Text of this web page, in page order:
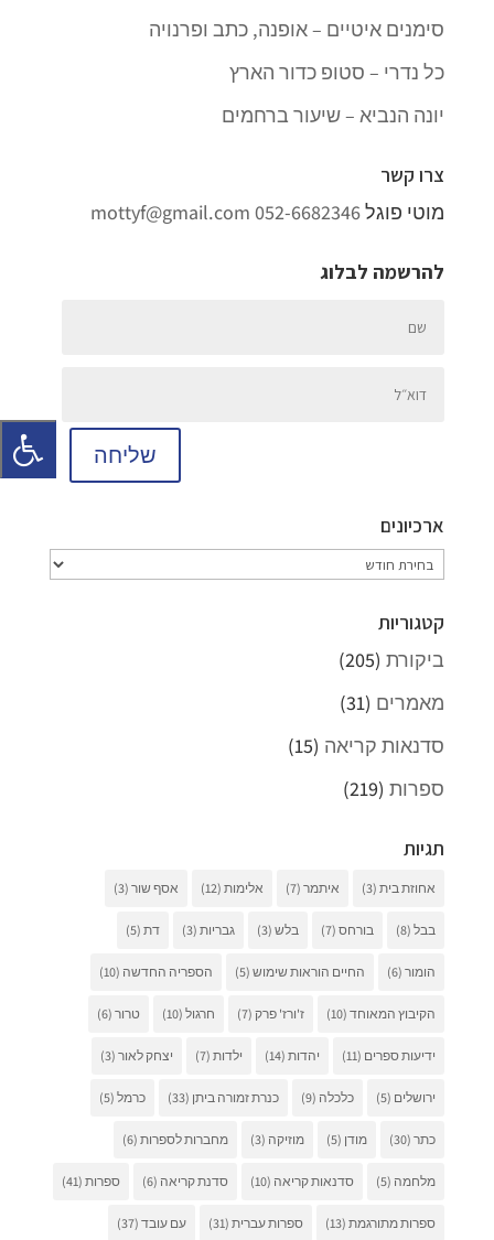
סימנים איטיים – אופנה, כתב ופרנויה
כל נדרי – סטופ כדור הארץ
יונה הנביא – שיעור ברחמים
צרו קשר
מוטי פוגל052-6682346
mottyf@gmail.com
להרשמה לבלוג
שליחה
ארכיונים
ארכיונים
קטגוריות
ביקורת(205)
מאמרים (31)
סדנאות קריאה (15)
ספרות(219)
תגיות
אחוזת בית(3) איתמר(7) אלימות(12) אסף שור(3)
בבל(8) בורחס(7) בלש(3) גבריות(3) דת(5)
הומור(6) החיים הוראות שימוש(5) הספריה החדשה (10)
הקיבוץ המאוחד(10) ז'ורז' פרק(7) חרגול(10) טרור(6)
ידיעות ספרים (11) יהדות(14) ילדות(7) יצחק לאור(3)
ירושלים (5) כלכלה (9) כנרת זמורה ביתן (33) כרמל(5)
כתר(30) מודן (5) מוזיקה (3) מחברות לספרות(6)
מלחמה (5) סדנאות קריאה (10) סדנת קריאה (6) ספרות(41)
ספרות מתורגמת(13) ספרות עברית(31) עם עובד(37)